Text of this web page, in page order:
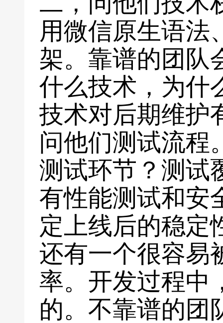
用微信原生语法
架。靠谱的团队
什么技术，为什
技术对后期维护
问他们测试流程
测试环节？测试
有性能测试和安
定上线后的稳定
还有一个很容易
率。开发过程中
的。不靠谱的团